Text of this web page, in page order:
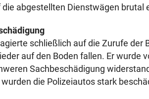
die abgestellten Dienstwägen brutal
schließlich auf die Zurufe der
auf den Boden fallen. Er wurde
Sachbeschädigung
die Polizeiautos stark